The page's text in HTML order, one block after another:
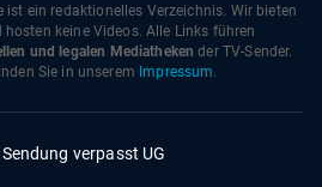
ist ein redaktionelles Verzeichnis. Wir bieten
hosten keine Videos. Alle Links führen
und legalen Mediatheken der TV-Sender.
Sie in unserem Impressum.
verpasst UG